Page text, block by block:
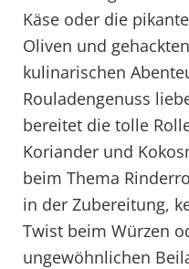
Käse oder die
Oliven und
kulinarischen
Rouladengenuss
bereitet die tolle
Koriander und
beim Thema
in der Zubereitung,
Twist beim Würzen
ungewöhnlichen